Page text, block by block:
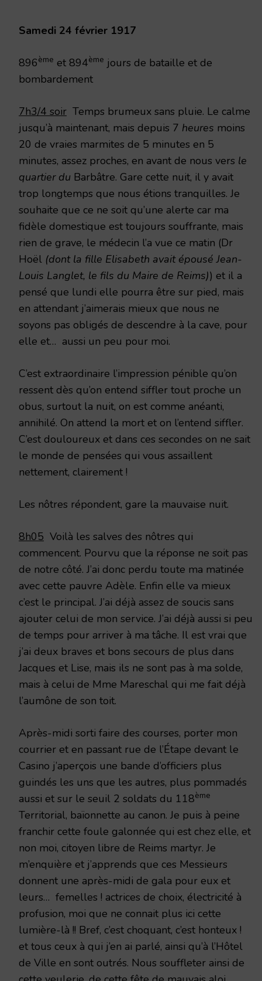
Samedi 24 février 1917
896ème et 894ème jours de bataille et de
bombardement
7h3/4 soir Temps brumeux sans pluie. Le calme
jusqu’à maintenant, mais depuis 7 heures moins
20 de vraies marmites de 5 minutes en 5
minutes, assez proches, en avant de nous vers le
quartier du Barbâtre. Gare cette nuit, il y avait
trop longtemps que nous étions tranquilles. Je
souhaite que ce ne soit qu’une alerte car ma
fidèle domestique est toujours souffrante, mais
rien de grave, le médecin l’a vue ce matin (Dr
Hoël (dont la fille Elisabeth avait épousé Jean-
Louis Langlet, le fils du Maire de Reims)) et il a
pensé que lundi elle pourra être sur pied, mais
en attendant j’aimerais mieux que nous ne
soyons pas obligés de descendre à la cave, pour
elle et… aussi un peu pour moi.
C’est extraordinaire l’impression pénible qu’on
ressent dès qu’on entend siffler tout proche un
obus, surtout la nuit, on est comme anéanti,
annihilé. On attend la mort et on l’entend siffler.
C’est douloureux et dans ces secondes on ne sait
le monde de pensées qui vous assaillent
nettement, clairement !
Les nôtres répondent, gare la mauvaise nuit.
8h05 Voilà les salves des nôtres qui
commencent. Pourvu que la réponse ne soit pas
de notre côté. J’ai donc perdu toute ma matinée
avec cette pauvre Adèle. Enfin elle va mieux
c’est le principal. J’ai déjà assez de soucis sans
ajouter celui de mon service. J’ai déjà aussi si peu
de temps pour arriver à ma tâche. Il est vrai que
j’ai deux braves et bons secours de plus dans
Jacques et Lise, mais ils ne sont pas à ma solde,
mais à celui de Mme Mareschal qui me fait déjà
l’aumône de son toit.
Après-midi sorti faire des courses, porter mon
courrier et en passant rue de l’Étape devant le
Casino j’aperçois une bande d’officiers plus
guindés les uns que les autres, plus pommadés
aussi et sur le seuil 2 soldats du 118ème
Territorial, baïonnette au canon. Je puis à peine
franchir cette foule galonnée qui est chez elle, et
non moi, citoyen libre de Reims martyr. Je
m’enquière et j’apprends que ces Messieurs
donnent une après-midi de gala pour eux et
leurs… femelles ! actrices de choix, électricité à
profusion, moi que ne connait plus ici cette
lumière-là !! Bref, c’est choquant, c’est honteux !
et tous ceux à qui j’en ai parlé, ainsi qu’à l’Hôtel
de Ville en sont outrés. Nous souffleter ainsi de